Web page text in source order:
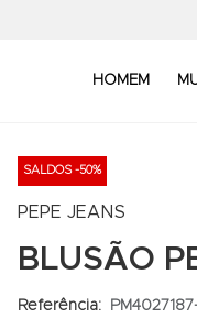
HOMEM
SALDOS -50%
PEPE JEANS
BLUSÃO
Referência: